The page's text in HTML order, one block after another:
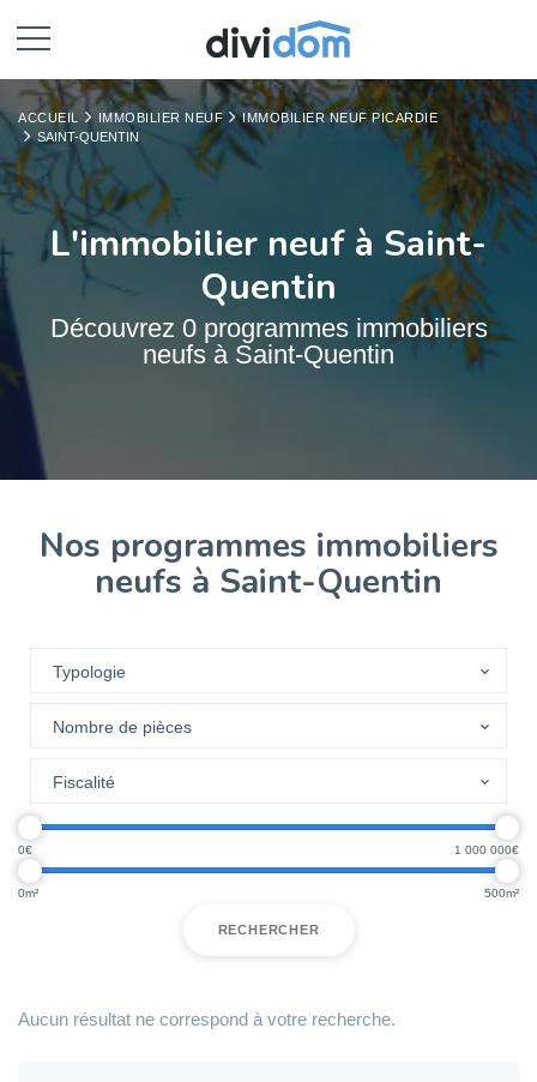
ACCUEIL IMMOBILIER NEUF
IMMOBILIER NEUF PICARDIE
SAINT-QUENTIN
L'immobilier neuf à Saint-
Quentin
Découvrez 0 programmes immobiliers
neufs à Saint-Quentin
Nos programmes immobiliers
neufs à Saint-Quentin
0 1 000 000
0 500
RECHERCHER
Aucun résultat ne correspond à votre recherche.